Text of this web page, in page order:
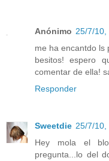
Anónimo 25/7/10,
me ha encantdo ls
besitos! espero
comentar de ella!
Responder
Sweetdie 25/7/10,
Hey mola el
pregunta...lo del